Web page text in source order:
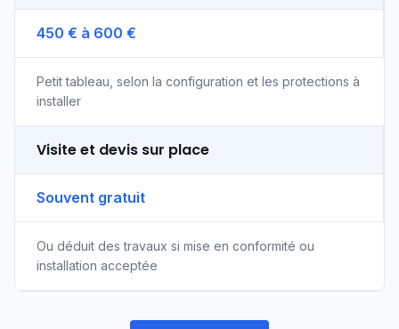
450 € à 600 €
Petit tableau, selon la configuration et les protections à
installer
Visite et devis sur place
Souvent gratuit
Ou déduit des travaux si mise en conformité ou
installation acceptée